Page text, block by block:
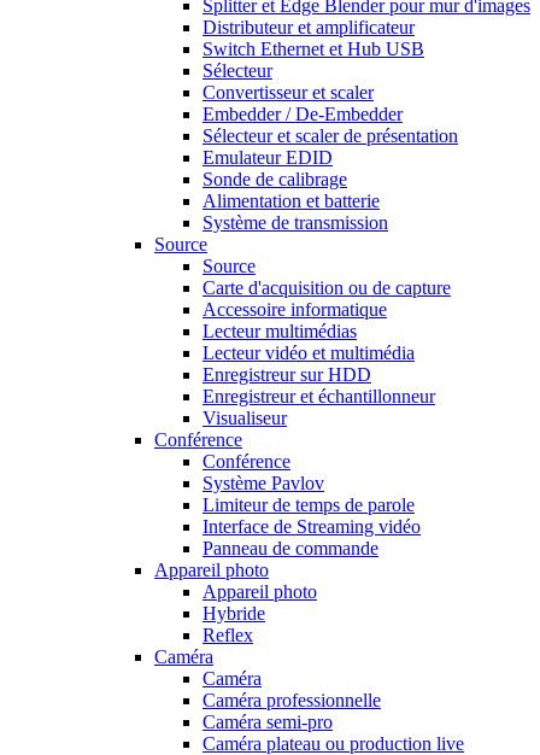
Splitter et Edge Blender pour mur d'images
Distributeur et amplificateur
Switch Ethernet et Hub USB
Sélecteur
Convertisseur et scaler
Embedder / De-Embedder
Sélecteur et scaler de présentation
Emulateur EDID
Sonde de calibrage
Alimentation et batterie
Système de transmission
Source
Source
Carte d'acquisition ou de capture
Accessoire informatique
Lecteur multimédias
Lecteur vidéo et multimédia
Enregistreur sur HDD
Enregistreur et échantillonneur
Visualiseur
Conférence
Conférence
Système Pavlov
Limiteur de temps de parole
Interface de Streaming vidéo
Panneau de commande
Appareil photo
Appareil photo
Hybride
Reflex
Caméra
Caméra
Caméra professionnelle
Caméra semi-pro
Caméra plateau ou production live